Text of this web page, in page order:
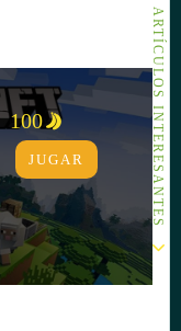
ARTÍCULOS INTERESANTES
100
JUGAR